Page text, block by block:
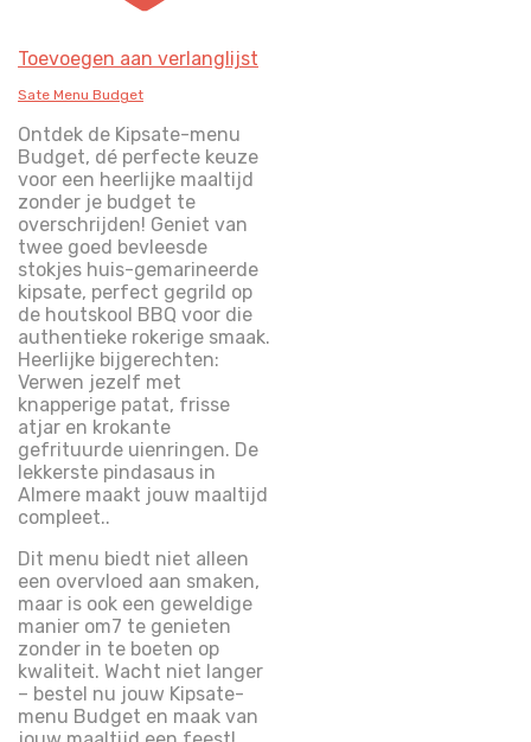
Toevoegen aan verlanglijst
Sate Menu Budget
Ontdek de Kipsate-menu
Budget, dé perfecte keuze
voor een heerlijke maaltijd
zonder je budget te
overschrijden! Geniet van
twee goed bevleesde
stokjes huis-gemarineerde
kipsate, perfect gegrild op
de houtskool BBQ voor die
authentieke rokerige smaak.
Heerlijke bijgerechten:
Verwen jezelf met
knapperige patat, frisse
atjar en krokante
gefrituurde uienringen. De
lekkerste pindasaus in
Almere maakt jouw maaltijd
compleet..
Dit menu biedt niet alleen
een overvloed aan smaken,
maar is ook een geweldige
manier om7 te genieten
zonder in te boeten op
kwaliteit. Wacht niet langer
– bestel nu jouw Kipsate-
menu Budget en maak van